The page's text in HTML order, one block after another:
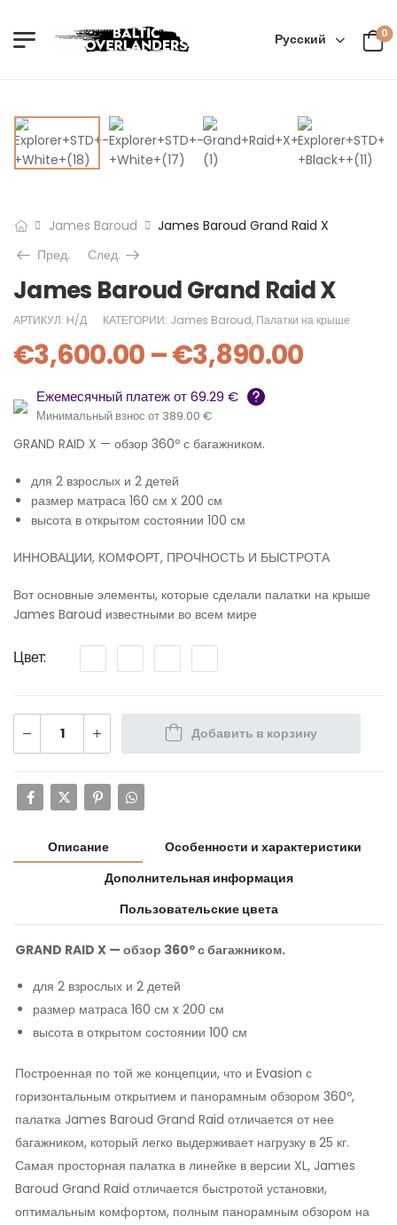
Русский 0
James Baroud
James Baroud Grand Raid X
Пред.
След.
James Baroud Grand Raid X
АРТИКУЛ: Н/Д КАТЕГОРИИ: James Baroud, Палатки на крыше
€3,600.00–€3,890.00
Ежемесячный платеж от 69.29 €
Минимальный взнос от 389.00 €
GRAND RAID X — обзор 360º с багажником.
для 2 взрослых и 2 детей
размер матраса 160 см x 200 см
высота в открытом состоянии 100 см
ИННОВАЦИИ, КОМФОРТ, ПРОЧНОСТЬ И БЫСТРОТА
Вот основные элементы, которые сделали палатки на крыше
James Baroud известными во всем мире
Цвет
Добавить в корзину
Описание
Особенности и характеристики
Дополнительная информация
Пользовательские цвета
GRAND RAID X — обзор 360º с багажником.
для 2 взрослых и 2 детей
размер матраса 160 см x 200 см
высота в открытом состоянии 100 см
Построенная по той же концепции, что и Evasion с
горизонтальным открытием и панорамным обзором 360º,
палатка James Baroud Grand Raid отличается от нее
багажником, который легко выдерживает нагрузку в 25 кг.
Самая просторная палатка в линейке в версии XL, James
Baroud Grand Raid отличается быстротой установки,
оптимальным комфортом, полным панорамным обзором на